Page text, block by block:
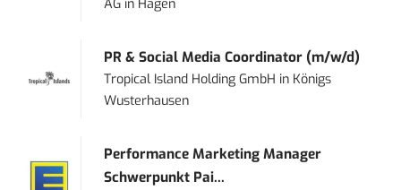
AG in Hagen
PR & Social Media Coordinator (m/w/d)
Tropical Island Holding GmbH in Königs
Wusterhausen
Performance Marketing Manager
Schwerpunkt Pai...